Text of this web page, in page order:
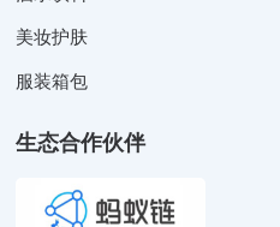
美妆护肤
服装箱包
生态合作伙伴